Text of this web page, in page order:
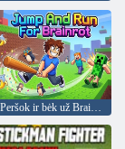
Peršok ir bėk už Brainrot